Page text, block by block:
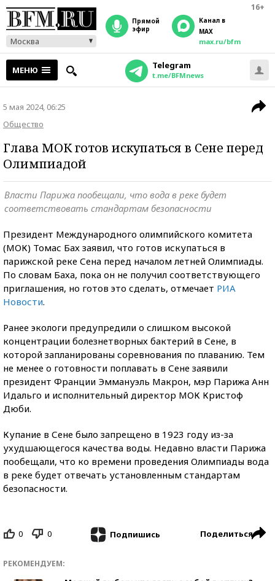
16+
Москва
прямой
эфир
Канал в
MAX
max.ru/bfm
МЕНЮ Telegram
t.me/BFMnews
5 мая 2024, 06:25
Общество
Глава МОК готов искупаться в Сене перед
Олимпиадой
Власти Парижа пообещали, что вода в реке будет
соответствовать стандартам безопасности
Президент Международного олимпийского комитета
(МОК) Томас Бах заявил, что готов искупаться в
парижской реке Сена перед началом летней Олимпиады.
По словам Баха, пока он не получил соответствующего
приглашения, но готов это сделать, отмечает РИА
Новости.
Ранее экологи предупредили о слишком высокой
концентрации болезнетворных бактерий в Сене, в
которой запланированы соревнования по плаванию. Тем
не менее о готовности поплавать в Сене заявили
президент Франции Эммануэль Макрон, мэр Парижа Анн
Идальго и исполнительный директор МОК Кристоф
Дюби.
Купание в Сене было запрещено в 1923 году из-за
ухудшающегося качества воды. Недавно власти Парижа
пообещали, что ко времени проведения Олимпиады вода
в реке будет отвечать установленным стандартам
безопасности.
0 0 Подпишись Поделиться
РЕКОМЕНДУЕМ: